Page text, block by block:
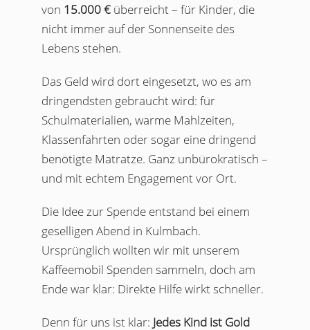
von 15.000 €überreicht – für Kinder, die
nicht immer auf der Sonnenseite des
Lebens stehen.
Das Geld wird dort eingesetzt, wo es am
dringendsten gebraucht wird: für
Schulmaterialien, warme Mahlzeiten,
Klassenfahrten oder sogar eine dringend
benötigte Matratze. Ganz unbürokratisch –
und mit echtem Engagement vor Ort.
Die Idee zur Spende entstand bei einem
geselligen Abend in Kulmbach.
Ursprünglich wollten wir mit unserem
Kaffeemobil Spenden sammeln, doch am
Ende war klar: Direkte Hilfe wirkt schneller.
Denn für uns ist klar: Jedes Kind ist Gold